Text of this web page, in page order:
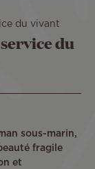
du vivant
du
sous-marin,
fragile
et